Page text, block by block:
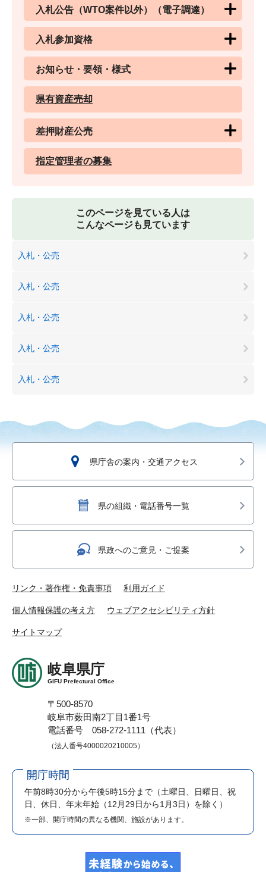
入札公告（WTO案件以外）（電子調達）
入札参加資格
お知らせ・要領・様式
県有資産売却
差押財産公売
指定管理者の募集
このページを見ている人は
こんなページも見ています
入札・公売
入札・公売
入札・公売
入札・公売
入札・公売
県庁舎の案内・交通アクセス
県の組織・電話番号一覧
県政へのご意見・ご提案
リンク・著作権・免責事項 利用ガイド
個人情報保護の考え方 ウェブアクセシビリティ方針
サイトマップ
岐阜県庁
GIFU Prefectural Office
〒500-8570
岐阜市薮田南2丁目1番1号
電話番号 058-272-1111（代表）
（法人番号4000020210005）
開庁時間
午前8時30分から午後5時15分まで （土曜日、日曜日、祝
日、休日、年末年始（12月29日から1月3日）を除く）
※一部、開庁時間の異なる機関、施設があります。